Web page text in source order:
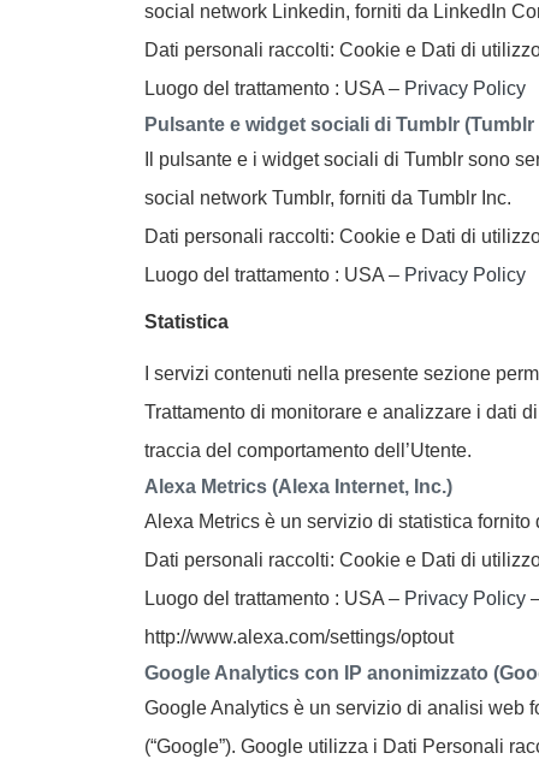
social network Linkedin, forniti da LinkedIn
Dati personali raccolti: Cookie e Dati di
Luogo del trattamento : USA – Privacy Policy
Pulsante e widget sociali di Tumblr (Tumblr
Il pulsante e i widget sociali di Tumblr sono
social network Tumblr, forniti da Tumblr Inc.
Dati personali raccolti: Cookie e Dati di
Luogo del trattamento : USA – Privacy Policy
Statistica
I servizi contenuti nella presente sezione
Trattamento di monitorare e analizzare i dati
traccia del comportamento dell’Utente.
Alexa Metrics (Alexa Internet, Inc.)
Alexa Metrics è un servizio di statistica fornito
Dati personali raccolti: Cookie e Dati di
Luogo del trattamento : USA – Privacy Policy
http://www.alexa.com/settings/optout
Google Analytics con IP anonimizzato
Google Analytics è un servizio di analisi web
(“Google”). Google utilizza i Dati Personali